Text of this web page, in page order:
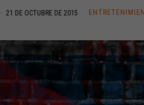
21 DE OCTUBRE DE 2015